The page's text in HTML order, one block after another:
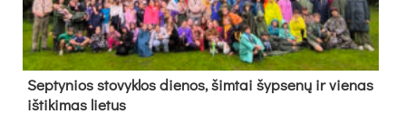
Sep­ty­nios sto­vyk­los die­nos, šim­tai šyp­se­nų ir vie­nas
iš­ti­ki­mas lie­tus